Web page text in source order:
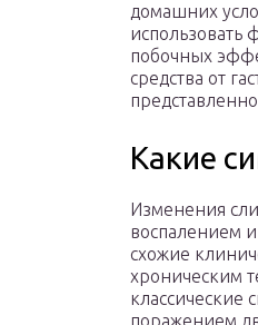
домашних
использовать
побочных
средства от
Какие
Изменения
воспалением
схожие
хроническим
классические
поражением